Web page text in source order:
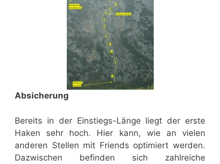
Absicherung
Bereits in der Einstiegs-Länge liegt der erste
Haken sehr hoch. Hier kann, wie an vielen
anderen Stellen mit Friends optimiert werden.
Dazwischen befinden sich zahlreiche